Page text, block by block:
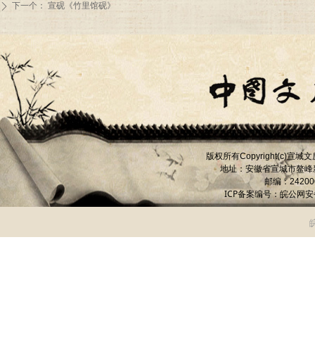
ꄲ 下一个： 宣砚《竹里馆砚》
版权所有Copyright(c)宣城文
地址：安徽省宣城市鳌峰
邮编：
ICP备案编号： 皖公网